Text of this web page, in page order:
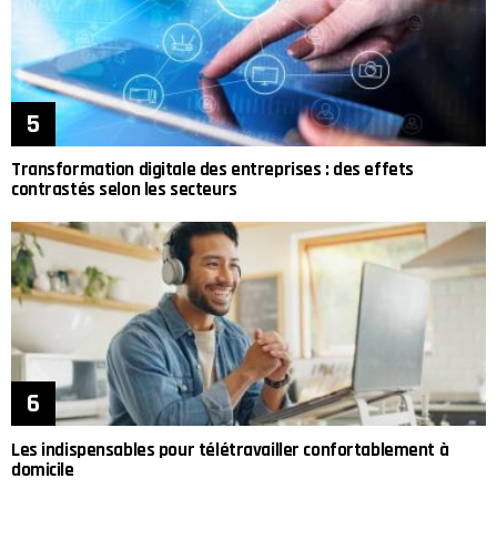
Transformation digitale des entreprises : des effets
contrastés selon les secteurs
Les indispensables pour télétravailler confortablement à
domicile